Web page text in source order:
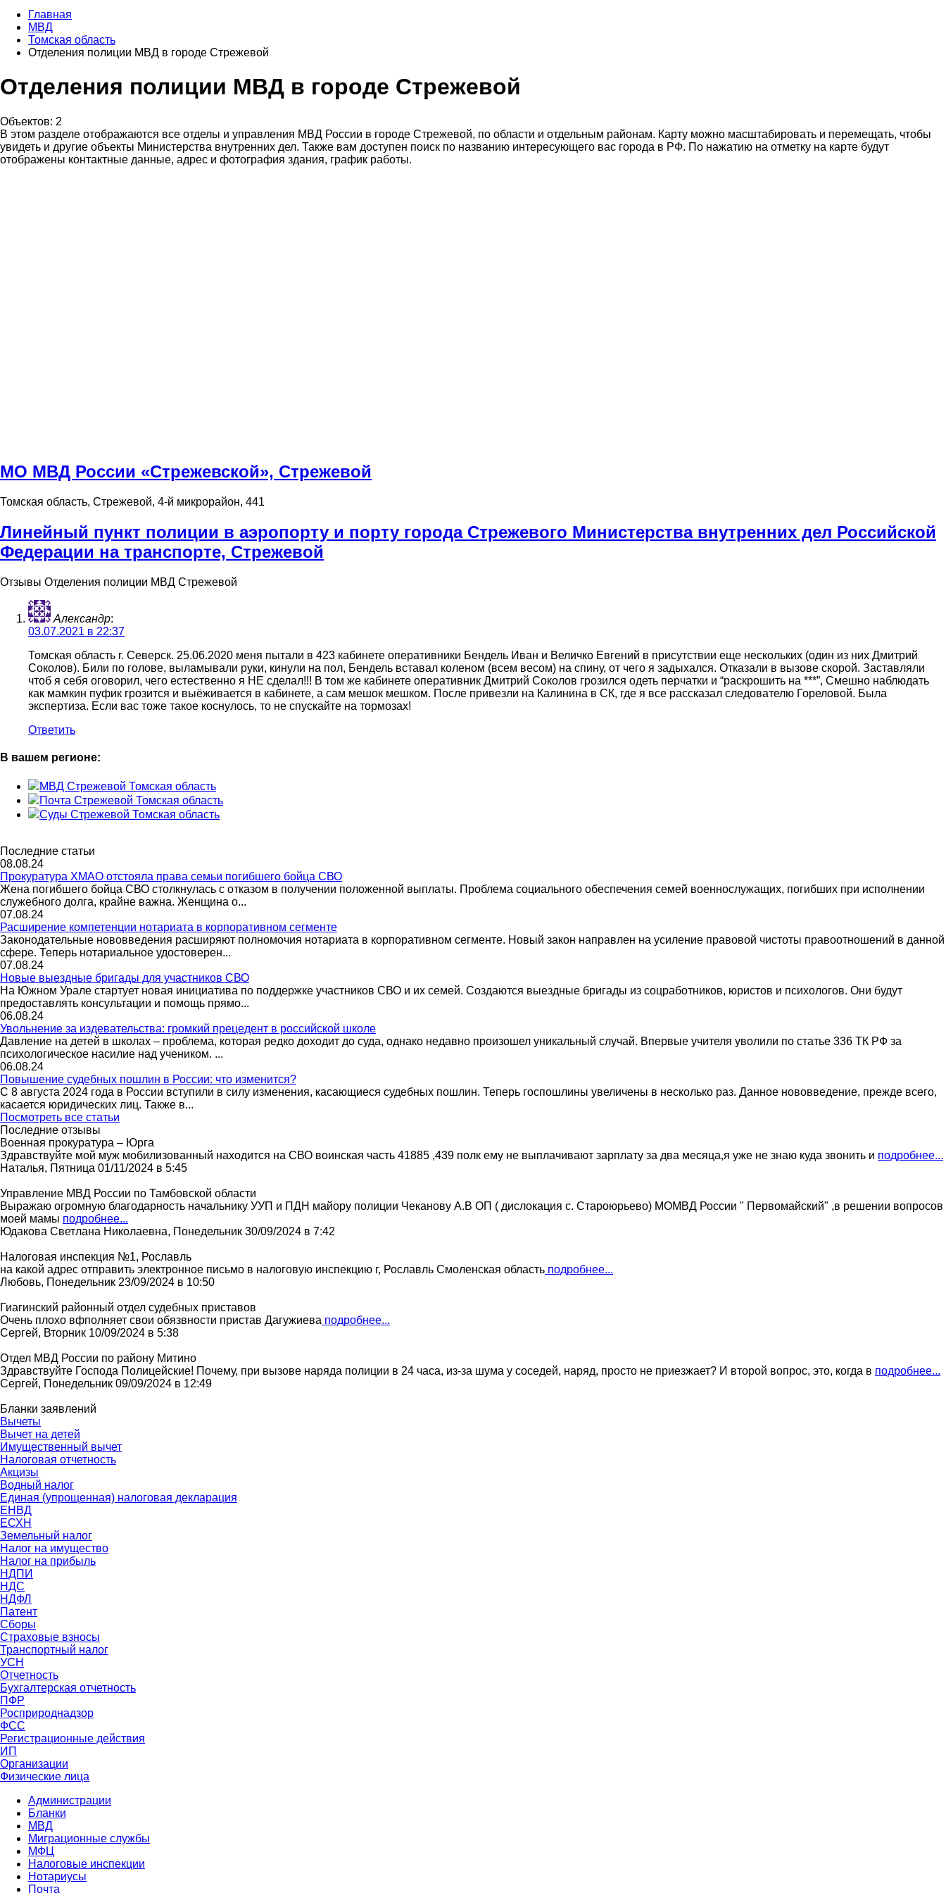
Главная
МВД
Томская область
Отделения полиции МВД в городе Стрежевой
Отделения полиции МВД в городе Стрежевой
Объектов: 2
В этом разделе отображаются все отделы и управления МВД России в городе Стрежевой, по области и отдельным районам. Карту можно масштабировать и перемещать, чтобы
увидеть и другие объекты Министерства внутренних дел. Также вам доступен поиск по названию интересующего вас города в РФ. По нажатию на отметку на карте будут
отображены контактные данные, адрес и фотография здания, график работы.
МО МВД России «Стрежевской», Стрежевой
Томская область, Стрежевой, 4-й микрорайон, 441
Линейный пункт полиции в аэропорту и порту города Стрежевого Министерства внутренних дел Российской
Федерации на транспорте, Стрежевой
Отзывы Отделения полиции МВД Стрежевой
Александр:
03.07.2021 в 22:37
Томская область г. Северск. 25.06.2020 меня пытали в 423 кабинете оперативники Бендель Иван и Величко Евгений в присутствии еще нескольких (один из них Дмитрий
Соколов). Били по голове, выламывали руки, кинули на пол, Бендель вставал коленом (всем весом) на спину, от чего я задыхался. Отказали в вызове скорой. Заставляли
чтоб я себя оговорил, чего естественно я НЕ сделал!!! В том же кабинете оперативник Дмитрий Соколов грозился одеть перчатки и “раскрошить на ***”, Смешно наблюдать
как мамкин пуфик грозится и выёживается в кабинете, а сам мешок мешком. После привезли на Калинина в СК, где я все рассказал следователю Гореловой. Была
экспертиза. Если вас тоже такое коснулось, то не спускайте на тормозах!
Ответить
В вашем регионе:
МВД Стрежевой Томская область
Почта Стрежевой Томская область
Суды Стрежевой Томская область
Последние статьи
08.08.24
Прокуратура ХМАО отстояла права семьи погибшего бойца СВО
Жена погибшего бойца СВО столкнулась с отказом в получении положенной выплаты. Проблема социального обеспечения семей военнослужащих, погибших при исполнении
служебного долга, крайне важна. Женщина о...
07.08.24
Расширение компетенции нотариата в корпоративном сегменте
Законодательные нововведения расширяют полномочия нотариата в корпоративном сегменте. Новый закон направлен на усиление правовой чистоты правоотношений в данной
сфере. Теперь нотариальное удостоверен...
07.08.24
Новые выездные бригады для участников СВО
На Южном Урале стартует новая инициатива по поддержке участников СВО и их семей. Создаются выездные бригады из соцработников, юристов и психологов. Они будут
предоставлять консультации и помощь прямо...
06.08.24
Увольнение за издевательства: громкий прецедент в российской школе
Давление на детей в школах – проблема, которая редко доходит до суда, однако недавно произошел уникальный случай. Впервые учителя уволили по статье 336 ТК РФ за
психологическое насилие над учеником. ...
06.08.24
Повышение судебных пошлин в России: что изменится?
С 8 августа 2024 года в России вступили в силу изменения, касающиеся судебных пошлин. Теперь госпошлины увеличены в несколько раз. Данное нововведение, прежде всего,
касается юридических лиц. Также в...
Посмотреть все статьи
Последние отзывы
Военная прокуратура – Юрга
Здравствуйте мой муж мобилизованный находится на СВО воинская часть 41885 ,439 полк ему не выплачивают зарплату за два месяца,я уже не знаю куда звонить и подробнее...
Наталья, Пятница 01/11/2024 в 5:45
Управление МВД России по Тамбовской области
Выражаю огромную благодарность начальнику УУП и ПДН майору полиции Чеканову А.В ОП ( дислокация с. Староюрьево) МОМВД России " Первомайский" ,в решении вопросов
моей мамы подробнее...
Юдакова Светлана Николаевна, Понедельник 30/09/2024 в 7:42
Налоговая инспекция №1, Рославль
на какой адрес отправить электронное письмо в налоговую инспекцию г, Рославль Смоленская область подробнее...
Любовь, Понедельник 23/09/2024 в 10:50
Гиагинский районный отдел судебных приставов
Очень плохо вфполняет свои обязвности пристав Дагужиева подробнее...
Сергей, Вторник 10/09/2024 в 5:38
Отдел МВД России по району Митино
Здравствуйте Господа Полицейские! Почему, при вызове наряда полиции в 24 часа, из-за шума у соседей, наряд, просто не приезжает? И второй вопрос, это, когда в подробнее...
Сергей, Понедельник 09/09/2024 в 12:49
Бланки заявлений
Вычеты
Вычет на детей
Имущественный вычет
Налоговая отчетность
Акцизы
Водный налог
Единая (упрощенная) налоговая декларация
ЕНВД
ЕСХН
Земельный налог
Налог на имущество
Налог на прибыль
НДПИ
НДС
НДФЛ
Патент
Сборы
Страховые взносы
Транспортный налог
УСН
Отчетность
Бухгалтерская отчетность
ПФР
Росприроднадзор
ФСС
Регистрационные действия
ИП
Организации
Физические лица
Администрации
Бланки
МВД
Миграционные службы
МФЦ
Налоговые инспекции
Нотариусы
Почта